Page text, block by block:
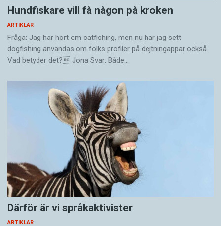
Hundfiskare vill få någon på kroken
ARTIKLAR
Fråga: Jag har hört om catfishing, men nu har jag sett
dogfishing användas om folks profiler på dejtningappar också.
Vad betyder det? Jona Svar: Både…
Därför är vi språkaktivister
ARTIKLAR